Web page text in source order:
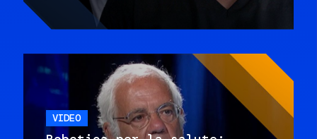
VIDEO